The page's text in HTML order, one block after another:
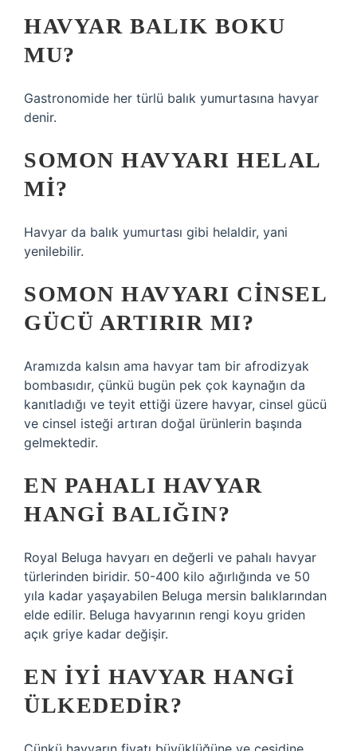
HAVYAR BALIK BOKU
MU?
Gastronomide her türlü balık yumurtasına havyar
denir.
SOMON HAVYARI HELAL
MI?
Havyar da balık yumurtası gibi helaldir, yani
yenilebilir.
SOMON HAVYARI CINSEL
GÜCÜ ARTIRIR MI?
Aramızda kalsın ama havyar tam bir afrodizyak
bombasıdır, çünkü bugün pek çok kaynağın da
kanıtladığı ve teyit ettiği üzere havyar, cinsel gücü
ve cinsel isteği artıran doğal ürünlerin başında
gelmektedir.
EN PAHALI HAVYAR
HANGI BALIĞIN?
Royal Beluga havyarı en değerli ve pahalı havyar
türlerinden biridir. 50-400 kilo ağırlığında ve 50
yıla kadar yaşayabilen Beluga mersin balıklarından
elde edilir. Beluga havyarının rengi koyu griden
açık griye kadar değişir.
EN IYI HAVYAR HANGI
ÜLKEDEDIR?